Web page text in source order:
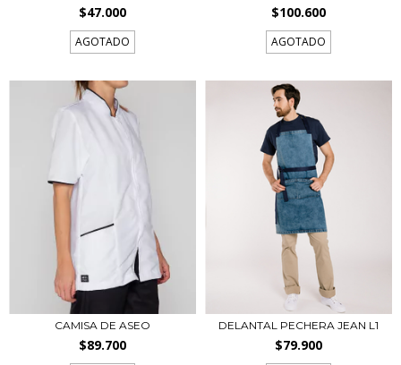
$47.000
AGOTADO
$100.600
AGOTADO
CAMISA DE ASEO
$89.700
DELANTAL PECHERA JEAN L1
$79.900